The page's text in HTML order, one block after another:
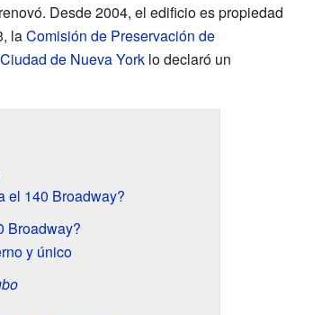
Desde 2004, el edificio es propiedad
laComisión de Preservación de
de Nueva Yorklo declaró un
el 140 Broadway?
Broadway?
y único